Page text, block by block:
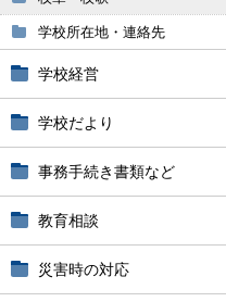
学校所在地・連絡先
学校経営
学校だより
事務手続き書類など
教育相談
災害時の対応